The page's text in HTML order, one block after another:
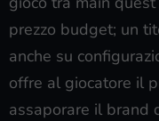
prezzo budget; un
anche su
offre al giocatore il
assaporare il brand